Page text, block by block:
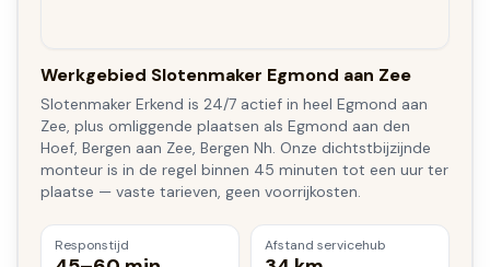
Werkgebied Slotenmaker Egmond aan Zee
Slotenmaker Erkend is 24/7 actief in heel Egmond aan
Zee, plus omliggende plaatsen als Egmond aan den
Hoef, Bergen aan Zee, Bergen Nh. Onze dichtstbijzijnde
monteur is in de regel binnen 45 minuten tot een uur ter
plaatse — vaste tarieven, geen voorrijkosten.
Responstijd Afstand servicehub